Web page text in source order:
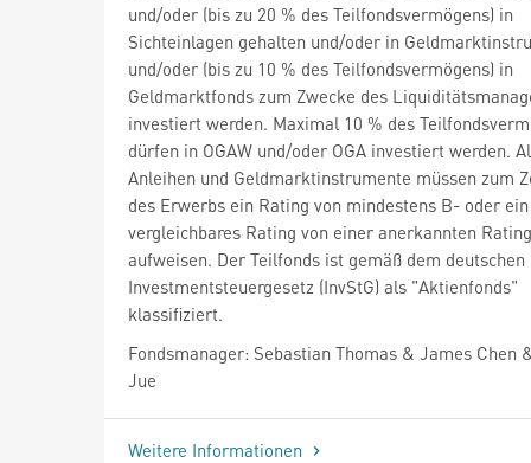
und/oder (bis zu 20 % des Teilfondsvermögens) in
Sichteinlagen gehalten und/oder in
und/oder (bis zu 10 % des Teilfondsvermögens) in
Geldmarktfonds zum Zwecke des
investiert werden. Maximal 10 % des
dürfen in OGAW und/oder OGA investiert werden.
Anleihen und Geldmarktinstrumente müssen zum
des Erwerbs ein Rating von mindestens B- oder ein
vergleichbares Rating von einer anerkannten
aufweisen. Der Teilfonds ist gemäß dem deutschen
Investmentsteuergesetz (InvStG) als "Aktienfonds"
klassifiziert.
Fondsmanager: Sebastian Thomas & James Chen
Jue
Weitere Informationen